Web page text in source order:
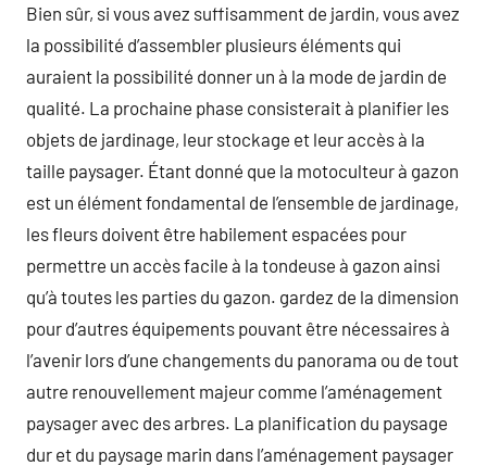
Bien sûr, si vous avez suffisamment de jardin, vous avez
la possibilité d’assembler plusieurs éléments qui
auraient la possibilité donner un à la mode de jardin de
qualité. La prochaine phase consisterait à planifier les
objets de jardinage, leur stockage et leur accès à la
taille paysager. Étant donné que la motoculteur à gazon
est un élément fondamental de l’ensemble de jardinage,
les fleurs doivent être habilement espacées pour
permettre un accès facile à la tondeuse à gazon ainsi
qu’à toutes les parties du gazon. gardez de la dimension
pour d’autres équipements pouvant être nécessaires à
l’avenir lors d’une changements du panorama ou de tout
autre renouvellement majeur comme l’aménagement
paysager avec des arbres. La planification du paysage
dur et du paysage marin dans l’aménagement paysager